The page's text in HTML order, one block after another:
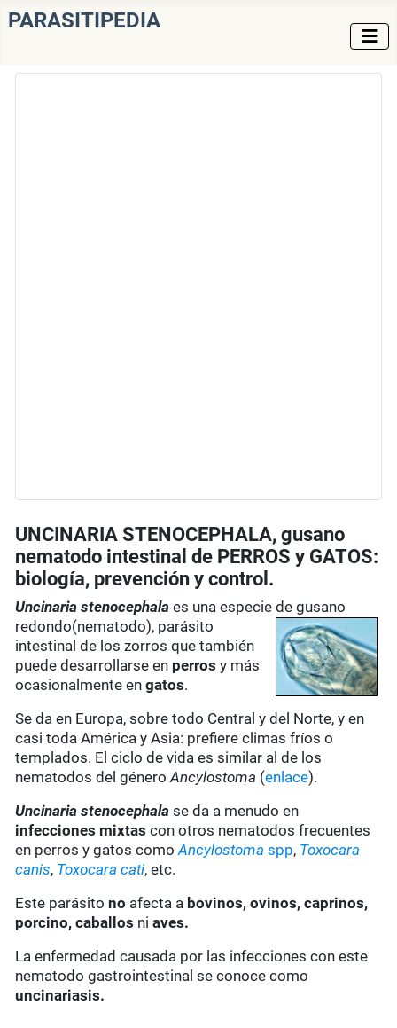
PARASITIPEDIA
UNCINARIA STENOCEPHALA, gusano
nematodo intestinal de PERROS y GATOS:
biología, prevención y control.
Uncinaria stenocephala es una especie de gusano
redondo(nematodo), parásito
intestinal de los zorros que también
puede desarrollarse en perrosy más
ocasionalmente engatos.
Se da en Europa, sobre todo Central y del Norte, y en
casi toda América y Asia: prefiere climas fríos o
templados. El ciclo de vida es similar al de los
nematodos del géneroAncylostoma (enlace).
Uncinaria stenocephala se da a menudo en
infecciones mixtas con otros nematodos frecuentes
en perros y gatos comoAncylostoma spp, Toxocara
canis, Toxocara cati, etc.
Este parásito no afecta a bovinos, ovinos, caprinos,
porcino, caballos ni aves.
La enfermedad causada por las infecciones con este
nematodo gastrointestinal se conoce como
uncinariasis.